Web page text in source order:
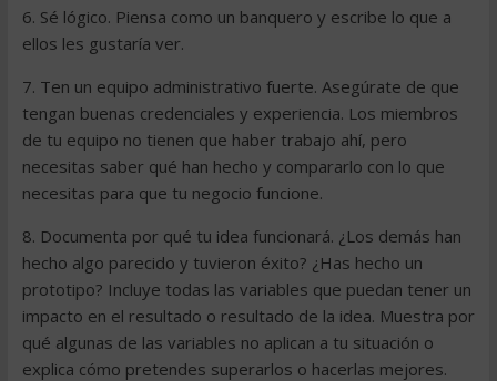
6. Sé lógico. Piensa como un banquero y escribe lo que a
ellos les gustaría ver.
7. Ten un equipo administrativo fuerte. Asegúrate de que
tengan buenas credenciales y experiencia. Los miembros
de tu equipo no tienen que haber trabajo ahí, pero
necesitas saber qué han hecho y compararlo con lo que
necesitas para que tu negocio funcione.
8. Documenta por qué tu idea funcionará. ¿Los demás han
hecho algo parecido y tuvieron éxito? ¿Has hecho un
prototipo? Incluye todas las variables que puedan tener un
impacto en el resultado o resultado de la idea. Muestra por
qué algunas de las variables no aplican a tu situación o
explica cómo pretendes superarlos o hacerlas mejores.